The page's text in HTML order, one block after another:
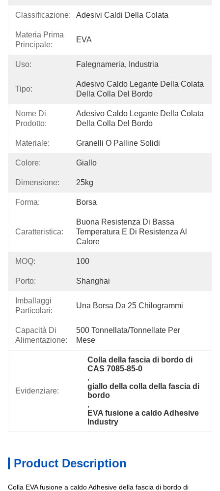
Classificazione: Adesivi Caldi Della Colata
Materia Prima
Principale:
EVA
Uso: Falegnameria, Industria
Tipo:
Adesivo Caldo Legante Della Colata
Della Colla Del Bordo
Nome Di
Prodotto:
Adesivo Caldo Legante Della Colata
Della Colla Del Bordo
Materiale: Granelli O Palline Solidi
Colore: Giallo
Dimensione: 25kg
Forma: Borsa
Caratteristica:
Buona Resistenza Di Bassa
Temperatura E Di Resistenza Al
Calore
MOQ: 100
Porto: Shanghai
Imballaggi
Particolari:
Una Borsa Da 25 Chilogrammi
Capacità Di
Alimentazione:
500 Tonnellata/tonnellate Per
Mese
Evidenziare:
Colla della fascia di bordo di
CAS 7085-85-0
,
giallo della colla della fascia di
bordo
,
EVA fusione a caldo Adhesive
Industry
Product Description
Colla EVA fusione a caldo Adhesive della fascia di bordo di